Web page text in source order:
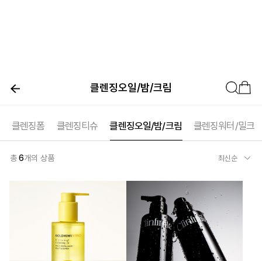
클렌징오일/밤/크림
클렌징폼 클렌징티슈 클렌징오일/밤/크림 클렌징워터/밀크
총6개의 상품